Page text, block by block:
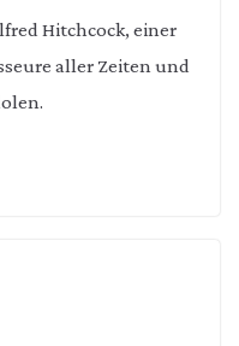
Hitchcock, einer
aller Zeiten und